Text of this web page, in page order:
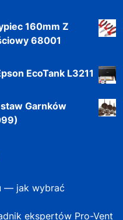
160mm Z
68001
EcoTank L3211
Garnków
— jak wybrać
ekspertów Pro-Vent